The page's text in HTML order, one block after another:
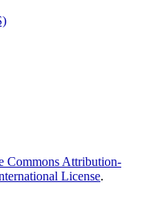
Commons Attribution-
License.